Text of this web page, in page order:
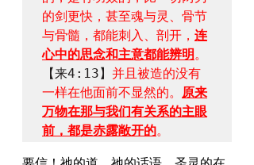
的剑更快，甚至魂与灵、骨节
与骨髓，都能刺入、剖开， 连
心中的思念和主意都能辨明。
【来4:13】 并且被造的没有
一样在他面前不显然的。 原来
万物在那与我们有关系的主眼
前，都是赤露敞开的。